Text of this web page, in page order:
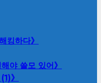
킹하다》
야 쓸모 있어》
》